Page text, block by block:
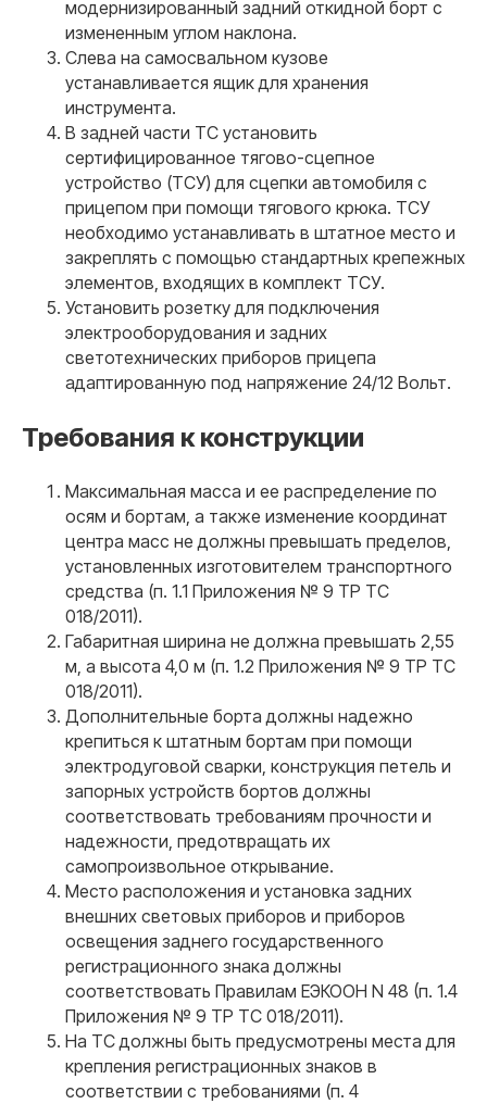
модернизированный задний откидной борт с
измененным углом наклона.
Слева на самосвальном кузове
устанавливается ящик для хранения
инструмента.
В задней части ТС установить
сертифицированное тягово-сцепное
устройство (ТСУ) для сцепки автомобиля с
прицепом при помощи тягового крюка. ТСУ
необходимо устанавливать в штатное место и
закреплять с помощью стандартных крепежных
элементов, входящих в комплект ТСУ.
Установить розетку для подключения
электрооборудования и задних
светотехнических приборов прицепа
адаптированную под напряжение 24/12 Вольт.
Требования к конструкции
Максимальная масса и ее распределение по
осям и бортам, а также изменение координат
центра масс не должны превышать пределов,
установленных изготовителем транспортного
средства (п. 1.1 Приложения № 9 ТР ТС
018/2011).
Габаритная ширина не должна превышать 2,55
м, а высота 4,0 м (п. 1.2 Приложения № 9 ТР ТС
018/2011).
Дополнительные борта должны надежно
крепиться к штатным бортам при помощи
электродуговой сварки, конструкция петель и
запорных устройств бортов должны
соответствовать требованиям прочности и
надежности, предотвращать их
самопроизвольное открывание.
Место расположения и установка задних
внешних световых приборов и приборов
освещения заднего государственного
регистрационного знака должны
соответствовать Правилам ЕЭКООН N 48 (п. 1.4
Приложения № 9 ТР ТС 018/2011).
На ТС должны быть предусмотрены места для
крепления регистрационных знаков в
соответствии с требованиями (п. 4